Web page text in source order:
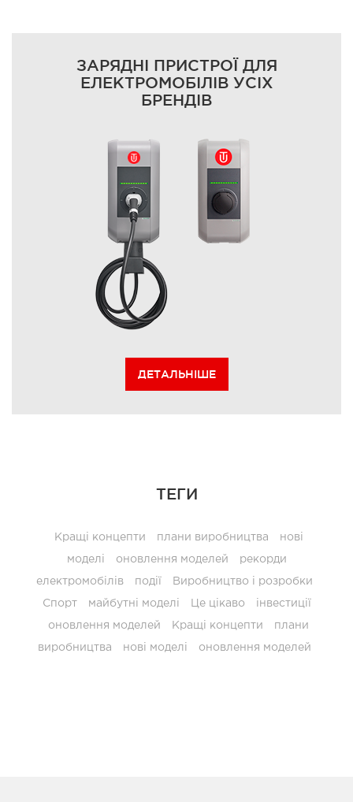
ЗАРЯДНІ ПРИСТРОЇ ДЛЯ
ЕЛЕКТРОМОБІЛІВ УСІХ
БРЕНДІВ
ДЕТАЛЬНІШЕ
ТЕГИ
Кращі концепти плани виробництва нові
моделі оновлення моделей рекорди
електромобілів події Виробництво і розробки
Спорт майбутні моделі Це цікаво інвестиції
оновлення моделей Кращі концепти плани
виробництва нові моделі оновлення моделей